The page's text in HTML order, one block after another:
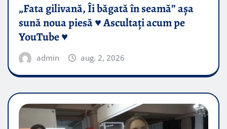
„Fata gilivană, Îi băgată în seamă” așa
sună noua piesă ♥️ Ascultați acum pe
YouTube ♥️
admin aug. 2, 2026